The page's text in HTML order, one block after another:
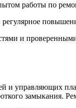
работы по
и
и управляющих
замыкания.